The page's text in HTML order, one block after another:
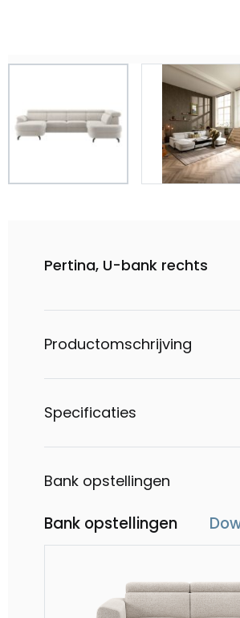
Pertina, U-bank rechts
Productomschrijving
Specificaties
Bank opstellingen
Bank opstellingen